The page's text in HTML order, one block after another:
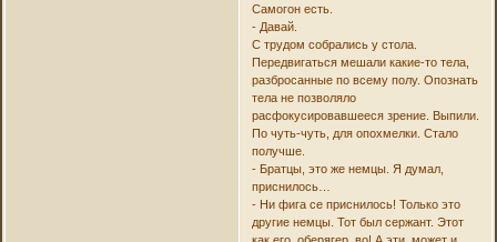
Самогон есть.
- Давай.
С трудом собрались у стола.
Передвигаться мешали какие-то тела,
разбросанные по всему полу. Опознать
тела не позволяло
расфокусировавшееся зрение. Выпили.
По чуть-чуть, для опохмелки. Стало
получше.
- Братцы, это же немцы. Я думал,
приснилось…
- Ни фига се приснилось! Только это
другие немцы. Тот был сержант. Этот